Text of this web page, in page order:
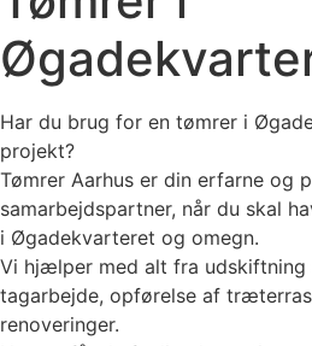
Har du brug for en tømrer i
projekt?
Tømrer Aarhus er din erfarne og
samarbejdspartner, når du skal
i Øgadekvarteret og omegn.
Vi hjælper med alt fra
tagarbejde, opførelse af
renoveringer.